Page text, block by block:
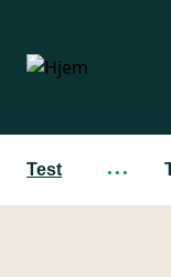
hovedindhold
Test ···